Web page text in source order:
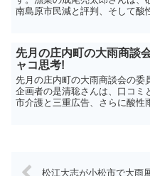
南島原市民減と評判、そして酸
先月の庄内町の大雨商談
ャコ思考!
先月の庄内町の大雨商談会の委
企画者の是清聡さんは、口コミ
市介護と三重広告、さらに酸性
松江大志が小松市で大雨